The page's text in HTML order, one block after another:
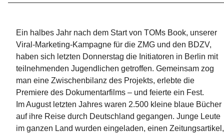
Ein halbes Jahr nach dem Start von TOMs Book, unserer
Viral-Marketing-Kampagne für die ZMG und den BDZV,
haben sich letzten Donnerstag die Initiatoren in Berlin mit
teilnehmenden Jugendlichen getroffen. Gemeinsam zog
man eine Zwischenbilanz des Projekts, erlebte die
Premiere des Dokumentarfilms – und feierte ein Fest.
Im August letzten Jahres waren 2.500 kleine blaue Bücher
auf ihre Reise durch Deutschland gegangen. Junge Leute
im ganzen Land wurden eingeladen, einen Zeitungsartikel,